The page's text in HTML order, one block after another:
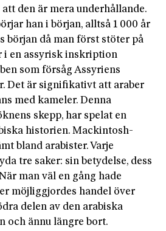
den är mera underhållande.
han i början, alltså 1 000 år
början då man först stöter på
i en assyrisk inskription
som försåg Assyriens
Det är signifikativt att araber
med kameler. Denna
skepp, har spelat en
historien. Mackintosh-
bland arabister. Varje
tre saker: sin betydelse, dess
man väl en gång hade
möjliggjordes handel över
delen av den arabiska
och ännu längre bort.